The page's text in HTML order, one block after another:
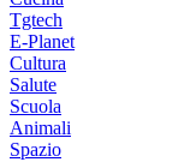
Tgtech
E-Planet
Cultura
Salute
Scuola
Animali
Spazio